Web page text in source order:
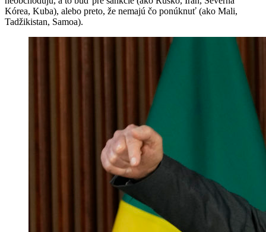
Kórea, Kuba), alebo preto, že nemajú čo ponúknuť (ako Mali,
Tadžikistan, Samoa).